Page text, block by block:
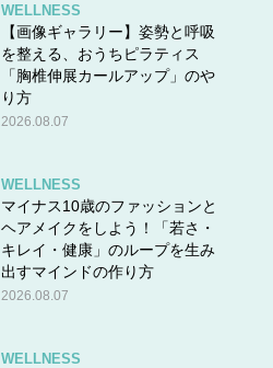
WELLNESS
【画像ギャラリー】姿勢と呼吸
を整える、おうちピラティス
「胸椎伸展カールアップ」のや
り方
2026.08.07
WELLNESS
マイナス10歳のファッションと
ヘアメイクをしよう！「若さ・
キレイ・健康」のループを生み
出すマインドの作り方
2026.08.07
WELLNESS